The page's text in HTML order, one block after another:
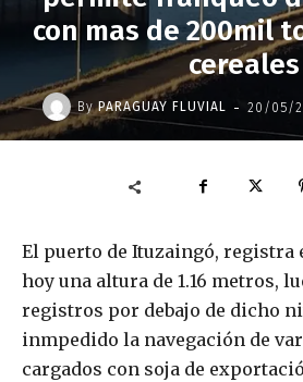
con mas de 200mil
cereales
By PARAGUAY FLUVIAL - 20/05/
El puerto de Ituzaingó, registra
hoy una altura de 1.16 metros,
registros por debajo de dicho
inmpedido la navegación de
cargados con soja de